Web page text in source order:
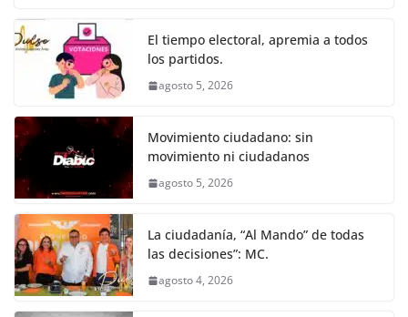
k
e
b
o
o
k
itt
er s
A
p
e
n
er
gr p
El tiempo electoral, apremia a todos
los partidos.
agosto 5, 2026
Movimiento ciudadano: sin
movimiento ni ciudadanos
agosto 5, 2026
La ciudadanía, “Al Mando” de todas
las decisiones”: MC.
agosto 4, 2026